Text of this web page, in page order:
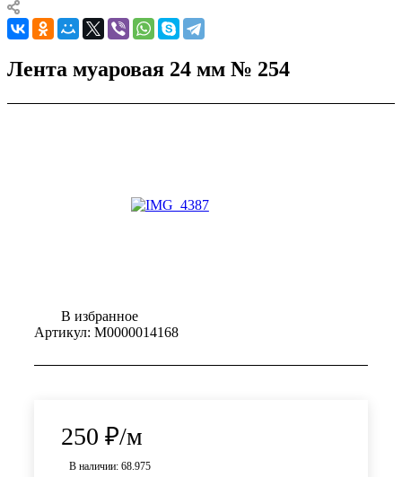
Лента муаровая 24 мм № 254
В избранное
Артикул: М0000014168
250 ₽/м
В наличии: 68.975